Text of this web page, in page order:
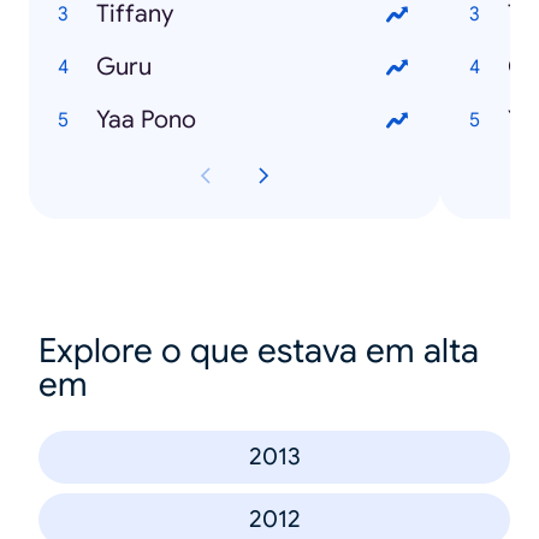
Tiffany
Guru
Yaa Pono
Explore o que estava em alta
em
2013
2012